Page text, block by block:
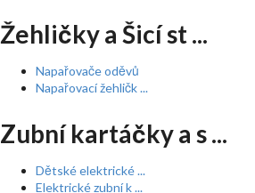
Žehličky a Šicí st ...
Napařovače oděvů
Napařovací žehličk ...
Zubní kartáčky a s ...
Dětské elektrické ...
Elektrické zubní k ...